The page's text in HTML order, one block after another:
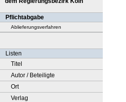
Pflichtabgabe
Ablieferungsverfahren
Listen
Titel
Autor / Beteiligte
Ort
Verlag